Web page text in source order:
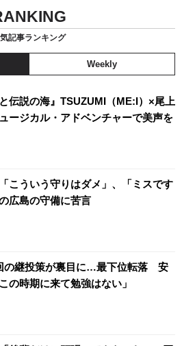
気記事ランキング
Weekly
と伝説の海』TSUZUMI（ME:I）×尾上
ージカル・アドベンチャーで美声を
こういう守りはダメ」、「ミスです
広島の守備に苦言
の継投策が裏目に…最下位転落 安
の時期に来て勉強はない」